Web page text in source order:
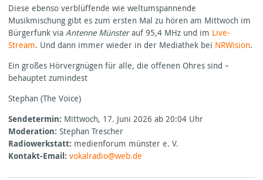
Diese ebenso verblüffende wie weltumspannende
Musikmischung gibt es zum ersten Mal zu hören am Mittwoch im
Bürgerfunk via Antenne Münsterauf 95,4 MHz und im Live-
Stream. Und dann immer wieder in der Mediathek bei NRWision.
Ein großes Hörvergnügen für alle, die offenen Ohres sind –
behauptet zumindest
Stephan (The Voice)
Sendetermin: Mittwoch, 17. Juni 2026 ab 20:04 Uhr
Moderation: Stephan Trescher
Radiowerkstatt: medienforum münster e. V.
Kontakt-Email: vokalradio@web.de